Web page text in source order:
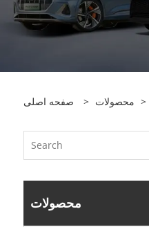
صفحه اصلی > محصولات >
محصولات